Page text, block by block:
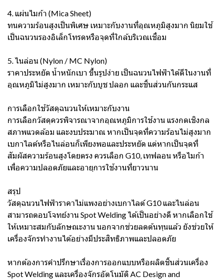
4. แผ่นไมก้า (Mica Sheet)
ทนความร้อนสูงเป็นพิเศษ เหมาะกับงานที่อุณหภูมิสูงมาก นิยมใช้
เป็นฉนวนรองอิเล็กโทรดหรือจุดที่ใกล้บริเวณเชื่อม
5. ไนล่อน (Nylon / MC Nylon)
ราคาประหยัด น้ำหนักเบา ขึ้นรูปง่าย เป็นฉนวนไฟฟ้าได้ดีในงานที่
อุณหภูมิไม่สูงมาก เหมาะกับบูช ปลอก และชิ้นส่วนกันกระแส
การเลือกใช้วัสดุฉนวนให้เหมาะกับงาน
การเลือกวัสดุควรพิจารณาจากอุณหภูมิการใช้งาน แรงกดเชิงกล
สภาพแวดล้อม และงบประมาณ หากเป็นจุดที่ความร้อนไม่สูงมาก
เบกาไลต์หรือไนล่อนก็เพียงพอและประหยัด แต่หากเป็นจุดที่
สัมผัสความร้อนสูงโดยตรง ควรเลือก G10, เทฟลอน หรือไมก้า
เพื่อความปลอดภัยและอายุการใช้งานที่ยาวนาน
สรุป
วัสดุฉนวนไฟฟ้าราคาไม่แพงอย่างเบกาไลต์ G10 และไนล่อน
สามารถตอบโจทย์งาน Spot Welding ได้เป็นอย่างดี หากเลือกใช้
ให้เหมาะสมกับลักษณะงาน นอกจากช่วยลดต้นทุนแล้ว ยังช่วยให้
เครื่องจักรทำงานได้อย่างมีประสิทธิภาพและปลอดภัย
หากต้องการคำปรึกษาเรื่องการออกแบบหรือผลิตชิ้นส่วนเครื่อง
Spot Welding และเครื่องจักรอัตโนมัติ AC Design and